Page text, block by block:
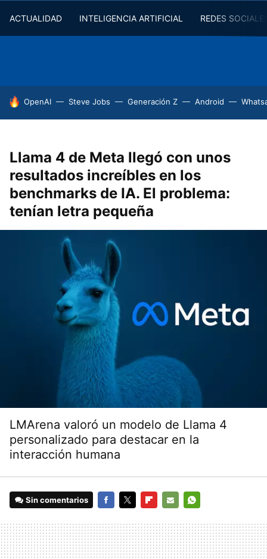
ACTUALIDAD INTELIGENCIA ARTIFICIAL REDES
HOY SE HABLA DE
OpenAI Steve Jobs Generación Z Android
Llama 4 de Meta llegó con unos
resultados increíbles en los
benchmarks de IA. El problema:
tenían letra pequeña
LMArena valoró un modelo de Llama 4
personalizado para destacar en la
interacción humana
Sin comentarios
MAIL